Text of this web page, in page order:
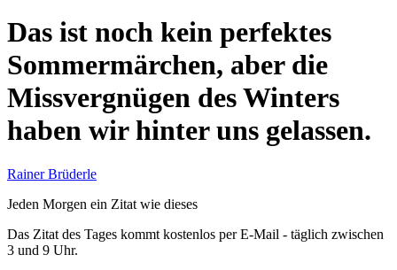
Das ist noch kein perfektes
Sommermärchen, aber die
Missvergnügen des Winters
haben wir hinter uns gelassen.
Rainer Brüderle
Jeden Morgen ein Zitat wie dieses
Das Zitat des Tages kommt kostenlos per E-Mail - täglich zwischen
3 und 9 Uhr.